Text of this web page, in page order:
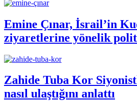
Emine Çınar, İsrail’in
ziyaretlerine yönelik
Zahide Tuba Kor
nasıl ulaştığını anlattı